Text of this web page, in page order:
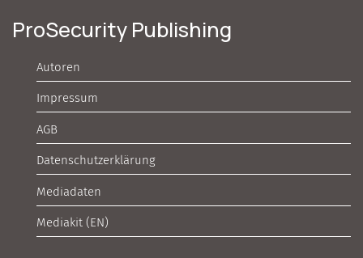
ProSecurity Publishing
Autoren
Impressum
AGB
Datenschutzerklärung
Mediadaten
Mediakit (EN)